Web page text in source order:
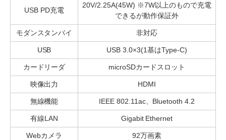
USB PD充電
20V/2.25A(45W) ※7W以上のもので充電
できるが動作保証外
モダンスタンバイ 非対応
USB USB 3.0×3(1基はType-C)
カードリーダ microSDカードスロット
映像出力 HDMI
無線機能 IEEE 802.11ac、Bluetooth 4.2
有線LAN Gigabit Ethernet
Webカメラ 92万画素